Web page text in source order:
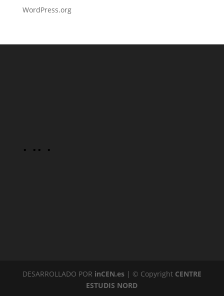
WordPress.org
· ·· ·
DESARROLLADO POR inCEN.es| © Copyright CENTRE
ESTUDIS NORD